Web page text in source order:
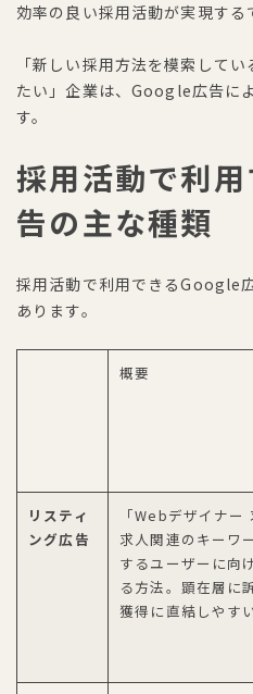
効率の良い採用活動が実現する
「新しい採用方法を模索して
たい」企業は、Google広告に
す。
採用活動で利
告の主な種類
採用活動で利用できるGoogle
あります。
概要
リスティ
ング広告
「Webデザイナー
求人関連のキーワ
するユーザーに向
る方法。顕在層に
獲得に直結しやすい